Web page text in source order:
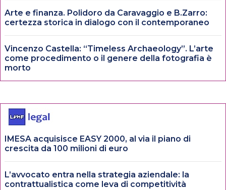
Arte e finanza. Polidoro da Caravaggio e B.Zarro:
certezza storica in dialogo con il contemporaneo
Vincenzo Castella: “Timeless Archaeology”. L’arte
come procedimento o il genere della fotografia è
morto
IMESA acquisisce EASY 2000, al via il piano di
crescita da 100 milioni di euro
L’avvocato entra nella strategia aziendale: la
contrattualistica come leva di competitività